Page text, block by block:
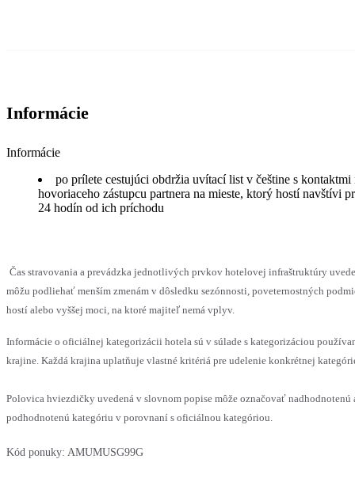
Informácie
Informácie
po prílete cestujúci obdržia uvítací list v češtine s kontaktmi
hovoriaceho zástupcu partnera na mieste, ktorý hostí navštívi
24 hodín od ich príchodu
Čas stravovania a prevádzka jednotlivých prvkov hotelovej infraštruktúry
môžu podliehať menším zmenám v dôsledku sezónnosti, poveternostných
hostí alebo vyššej moci, na ktoré majiteľ nemá vplyv.
Informácie o oficiálnej kategorizácii hotela sú v súlade s kategorizáciou
krajine. Každá krajina uplatňuje vlastné kritériá pre udelenie konkrétnej
Polovica hviezdičky uvedená v slovnom popise môže označovať nadhodnotenú
podhodnotenú kategóriu v porovnaní s oficiálnou kategóriou.
Kód ponuky: AMUMUSG99G